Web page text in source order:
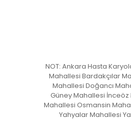
NOT: Ankara Hasta
Mahallesi Bardakçılar
Mahallesi Doğancı
Güney Mahallesi
Mahallesi Osmansin
Yahyalar Mahallesi